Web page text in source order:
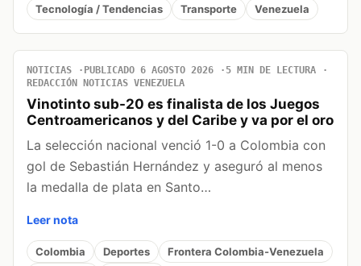
Tecnología / Tendencias
Transporte Venezuela
NOTICIAS PUBLICADO 6 AGOSTO 2026
5 MIN DE LECTURA
REDACCIÓN NOTICIAS VENEZUELA
Vinotinto sub-20 es finalista de los Juegos
Centroamericanos y del Caribe y va por el oro
La selección nacional venció 1-0 a Colombia con
gol de Sebastián Hernández y aseguró al menos
la medalla de plata en Santo…
Leer nota
Colombia Deportes
Frontera Colombia-Venezuela